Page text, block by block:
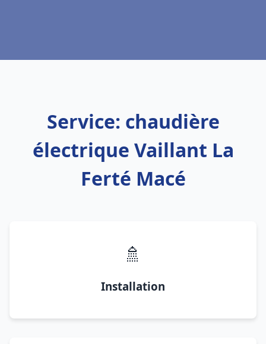
Service: chaudière
électrique Vaillant La
Ferté Macé
🚿
Installation